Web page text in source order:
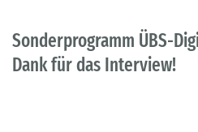
Sonderprogramm ÜBS-
Dank für das Interview!